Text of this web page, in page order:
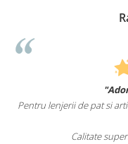
Pentru lenjerii de pat si
Calitate